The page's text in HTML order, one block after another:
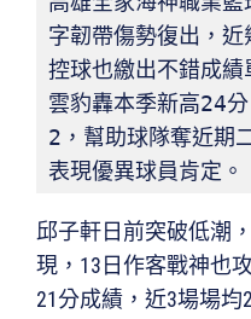
字韌帶傷勢復出，
控球也繳出不錯成
雲豹轟本季新高24
2，幫助球隊奪近期
表現優異球員肯定。
邱子軒日前突破低潮
現，13日作客戰神也
21分成績，近3場場